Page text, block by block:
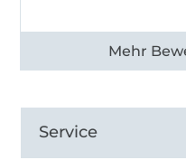
Alle 83013
Service